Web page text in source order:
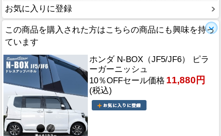
お気に入りに登録
この商品を購入された方はこちらの商品にも興味を持っ
ています
ホンダ N-BOX（JF5/JF6） ピラ
ーガーニッシュ
10％OFFセール価格 11,880円
(税込)